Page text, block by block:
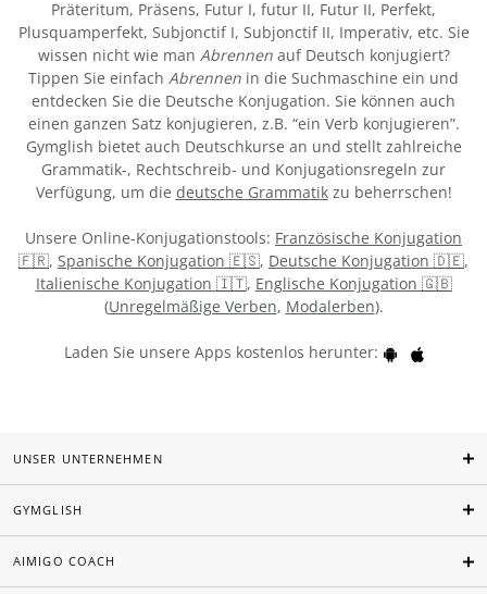
Präteritum, Präsens, Futur I, futur II, Futur II, Perfekt,
Plusquamperfekt, Subjonctif I, Subjonctif II, Imperativ, etc. Sie
wissen nicht wie man Abrennenauf Deutsch konjugiert?
Tippen Sie einfach Abrennen in die Suchmaschine ein und
entdecken Sie die Deutsche Konjugation. Sie können auch
einen ganzen Satz konjugieren, z.B. “ein Verb konjugieren”.
Gymglish bietet auch Deutschkurse an und stellt zahlreiche
Grammatik-, Rechtschreib- und Konjugationsregeln zur
Verfügung, um die deutsche Grammatikzu beherrschen!
Unsere Online-Konjugationstools: Französische Konjugation
🇫🇷, Spanische Konjugation 🇪🇸, Deutsche Konjugation 🇩🇪,
Italienische Konjugation 🇮🇹, Englische Konjugation 🇬🇧
(Unregelmäßige Verben, Modalerben).
Laden Sie unsere Apps kostenlos herunter:
UNSER UNTERNEHMEN
GYMGLISH
AIMIGO COACH